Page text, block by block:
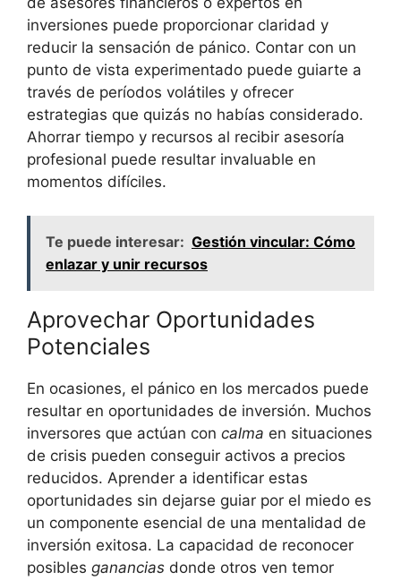
inversiones puede proporcionar ‌claridad y
reducir la sensación⁢ de pánico. Contar con un
⁣punto de vista experimentado puede guiarte a
través ⁢de períodos ‍volátiles y ofrecer
estrategias que ⁣quizás no habías considerado.
⁣Ahorrar tiempo y recursos al recibir asesoría
profesional puede resultar invaluable en⁢
momentos difíciles.
Te puede interesar: Gestión vincular: Cómo
enlazar y unir recursos
Aprovechar Oportunidades
Potenciales
En ocasiones, el pánico en los mercados puede
resultar en oportunidades de inversión. ​Muchos
inversores que actúan con calma en situaciones
de crisis pueden conseguir activos a precios​
reducidos. ⁢Aprender a identificar estas
oportunidades ⁣sin dejarse guiar por el miedo ⁤es
un componente esencial de una mentalidad de
inversión exitosa. La capacidad de reconocer
posibles‌ ganancias donde otros ven temor⁣